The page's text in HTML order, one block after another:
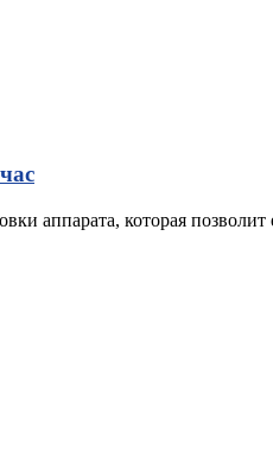
аппарата, которая